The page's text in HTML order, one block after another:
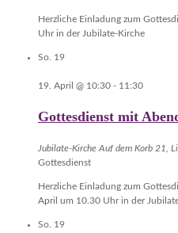
Herzliche Einladung zum
Uhr in der Jubilate-Kirche
So. 19
19. April @ 10:30 - 11:30
Gottesdienst mit
Jubilate-Kirche Auf dem Korb 21,
Gottesdienst
Herzliche Einladung zum
April um 10.30 Uhr in der
So. 19